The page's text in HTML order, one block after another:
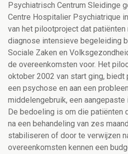
Psychiatrisch Centrum Sleidinge
Centre Hospitalier Psychiatrique
van het pilootproject dat
diagnose intensieve begeleiding
Sociale Zaken en
de overeenkomsten voor. Het
oktober 2002 van start ging, biedt
een psychose en aan een
middelengebruik, een
De bedoeling is om die patiënten
na een behandeling van zes
stabiliseren of door te verwijzen
overeenkomsten kennen een